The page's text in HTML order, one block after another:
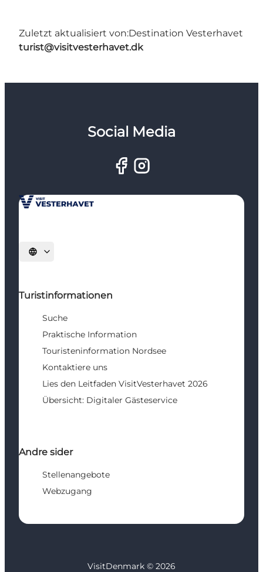
Zuletzt aktualisiert von:Destination Vesterhavet
turist@visitvesterhavet.dk
Social Media
Sprache auswählen
Turistinformationen
Suche
Praktische Information
Touristeninformation Nordsee
Kontaktiere uns
Lies den Leitfaden VisitVesterhavet 2026
Übersicht: Digitaler Gästeservice
Andre sider
Stellenangebote
Webzugang
VisitDenmark © 2026